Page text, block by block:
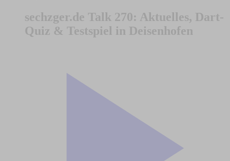
sechzger.de Talk 270: Aktuelles, Dart-
Quiz & Testspiel in Deisenhofen